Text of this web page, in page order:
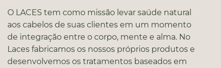
O LACES tem como missão levar saúde natural
aos cabelos de suas clientes em um momento
de integração entre o corpo, mente e alma. No
Laces fabricamos os nossos próprios produtos e
desenvolvemos os tratamentos baseados em